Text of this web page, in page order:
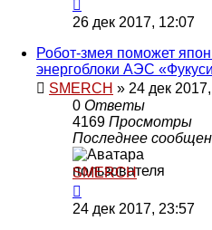
26 дек 2017, 12:07
Робот-змея поможет
энергоблоки АЭС
SMERCH » 24 дек
0 Ответы
4169 Просмотры
Последнее
SMERCH
24 дек 2017, 23:57